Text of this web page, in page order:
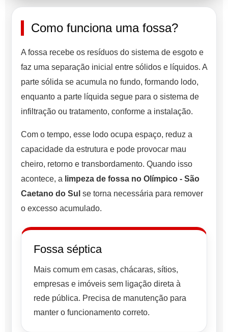
Como funciona uma fossa?
A fossa recebe os resíduos do sistema de esgoto e
faz uma separação inicial entre sólidos e líquidos. A
parte sólida se acumula no fundo, formando lodo,
enquanto a parte líquida segue para o sistema de
infiltração ou tratamento, conforme a instalação.
Com o tempo, esse lodo ocupa espaço, reduz a
capacidade da estrutura e pode provocar mau
cheiro, retorno e transbordamento. Quando isso
acontece, a limpeza de fossa no Olímpico - São
Caetano do Sul se torna necessária para remover
o excesso acumulado.
Fossa séptica
Mais comum em casas, chácaras, sítios,
empresas e imóveis sem ligação direta à
rede pública. Precisa de manutenção para
manter o funcionamento correto.